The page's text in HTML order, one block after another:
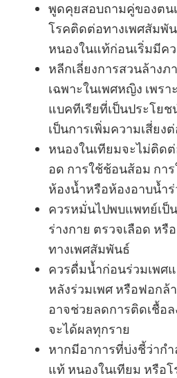
พูดคุยสอบถามคู่ของตน
โรคติดต่อทางเพศสัมพั
หนองในแท้ก่อนเริ่มมีค
หลีกเลี่ยงการสวนล้างภ
เฉพาะในเพศหญิง เพร
แบคทีเรียที่เป็นประโย
เป็นการเพิ่มความเสี่ยง
หนองในเทียมจะไม่ติด
อด การใช้ช้อนส้อม กา
ห้องน้ำหรือห้องอาบน้ำ
ควรหมั่นไปพบแพทย์เป็
ร่างกาย ตรวจเลือด ห
ทางเพศสัมพันธ์
ควรดื่มน้ำก่อนร่วมเพศ
หลังร่วมเพศ หรือฟอกล้
อาจช่วยลดการติดเชื้อ
จะได้ผลทุกราย
หากมีอาการที่บ่งชี้ว่าก
แท้ หนองในเทียม หรือ